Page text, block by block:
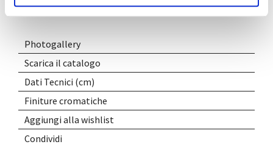
Photogallery
Scarica il catalogo
Dati Tecnici (cm)
Finiture cromatiche
Aggiungi alla wishlist
Condividi